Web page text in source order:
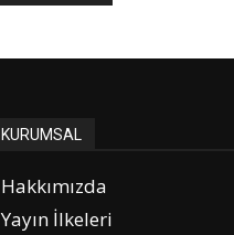
KURUMSAL
Hakkımızda
Yayın İlkeleri